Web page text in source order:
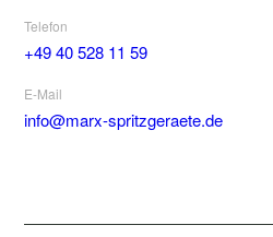
Telefon
+49 40 528 11 59
E-Mail
info@marx-spritzgeraete.de